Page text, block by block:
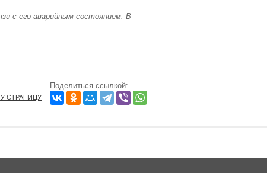
с его аварийным состоянием. В
СТРАНИЦУ
Поделиться ссылкой: